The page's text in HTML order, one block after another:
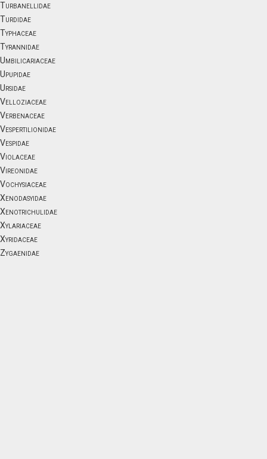
Turbanellidae
Turdidae
Typhaceae
Tyrannidae
Umbilicariaceae
Upupidae
Ursidae
Velloziaceae
Verbenaceae
Vespertilionidae
Vespidae
Violaceae
Vireonidae
Vochysiaceae
Xenodasyidae
Xenotrichulidae
Xylariaceae
Xyridaceae
Zygaenidae